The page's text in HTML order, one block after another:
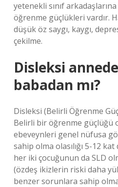
yetenekli sınıf
öğrenme güçlükleri vardır.
düşük öz saygı, kaygı,
çekilme.
Disleksi
babadan mı?
Disleksi (Belirli Öğrenme
Belirli bir öğrenme güçlüğü
ebeveynleri genel nüfusa
sahip olma olasılığı 5-12
her iki çocuğunun da SLD
(özdeş ikizlerin riski daha
benzer sorunlara sahip olma